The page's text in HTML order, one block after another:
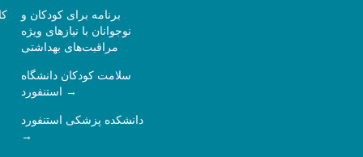
برنامه برای کودکان و
نوجوانان با نیازهای ویژه
مراقبت‌های بهداشتی
سلامت کودکان دانشگاه
استنفورد
دانشکده پزشکی استنفورد